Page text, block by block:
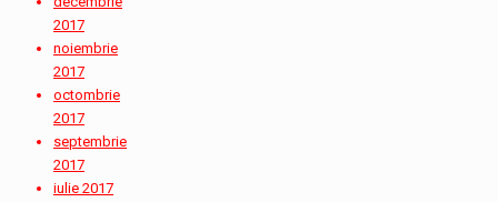
2017
noiembrie
2017
octombrie
2017
septembrie
2017
iulie 2017